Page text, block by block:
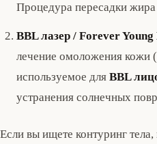
Процедура пересадки жира
BBL лазер / Forever Young
лечение омоложения кожи
используемое для BBL
устранения солнечных
Если вы ищете контуринг